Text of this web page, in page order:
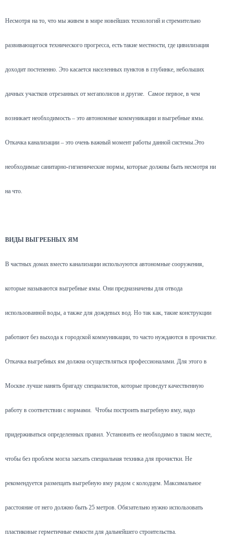
Несмотря на то, что мы живем в мире новейших технологий и стремительно
развивающегося технического прогресса, есть такие местности, где цивилизация
доходит постепенно. Это касается населенных пунктов в глубинке, небольших
дачных участков отрезанных от мегаполисов и другие. Самое первое, в чем
возникает необходимость – это автономные коммуникации и выгребные ямы.
Откачка канализации – это очень важный момент работы данной системы.Это
необходимые санитарно-гигиенические нормы, которые должны быть несмотря ни
на что.
ВИДЫ ВЫГРЕБНЫХ ЯМ
В частных домах вместо канализации используются автономные сооружения,
которые называются выгребные ямы. Они предназначены для отвода
использованной воды, а также для дождевых вод. Но так как, такие конструкции
работают без выхода к городской коммуникации, то часто нуждаются в прочистке.
Откачка выгребных ям должна осуществляться профессионалами. Для этого в
Москве лучше нанять бригаду специалистов, которые проведут качественную
работу в соответствии с нормами. Чтобы построить выгребную яму, надо
придерживаться определенных правил. Установить ее необходимо в таком месте,
чтобы без проблем могла заехать специальная техника для прочистки. Не
рекомендуется размещать выгребную яму рядом с колодцем. Максимальное
расстояние от него должно быть 25 метров. Обязательно нужно использовать
пластиковые герметичные емкости для дальнейшего строительства.